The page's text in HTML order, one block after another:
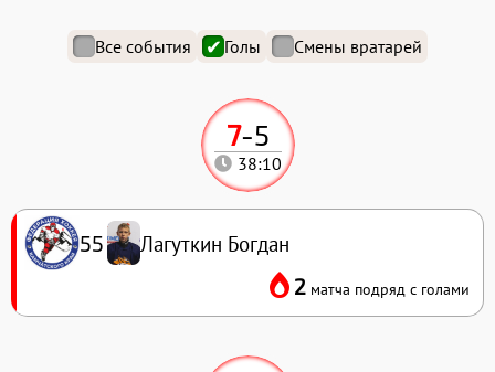
Все события Голы Смены вратарей
7-5
38:10
55 Лагуткин Богдан
2 матча подряд с голами